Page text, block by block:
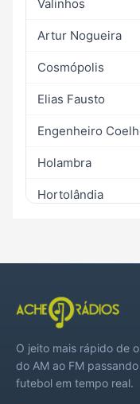
Valinhos
Artur Nogueira
Cosmópolis
Elias Fausto
Engenheiro
Holambra
Hortolândia
Monte Mor
Nova Odessa
Paulínia
O jeito mais rápido de
do AM ao FM
futebol em tempo real.